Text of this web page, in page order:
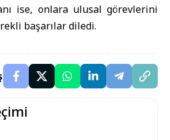
ise, onlara ulusal görevlerini
başarılar diledi.